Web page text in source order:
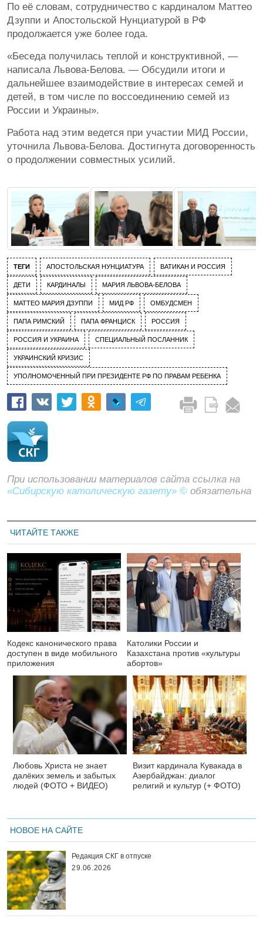
По её словам, сотрудничество с кардиналом Маттео
Дзуппи и Апостольской Нунциатурой в РФ
продолжается уже более года.
«Беседа получилась теплой и конструктивной, —
написала Львова-Белова. — Обсудили итоги и
дальнейшее взаимодействие в интересах семей и
детей, в том числе по воссоединению семей из
России и Украины».
Работа над этим ведется при участии МИД России,
уточнила Львова-Белова. Достигнута договоренность
о продолжении совместных усилий.
ТЕГИ АПОСТОЛЬСКАЯ НУНЦИАТУРА ВАТИКАН И РОССИЯ
ДЕТИ КАРДИНАЛЫ МАРИЯ ЛЬВОВА-БЕЛОВА
МАТТЕО МАРИЯ ДЗУППИ МИД РФ ОМБУДСМЕН
ПАПА РИМСКИЙ ПАПА ФРАНЦИСК РОССИЯ
РОССИЯ И УКРАИНА СПЕЦИАЛЬНЫЙ ПОСЛАННИК
УКРАИНСКИЙ КРИЗИС
УПОЛНОМОЧЕННЫЙ ПРИ ПРЕЗИДЕНТЕ РФ ПО ПРАВАМ РЕБЕНКА
При использовании материалов сайта ссылка на
«Сибирскую католическую газету» © обязательна
ЧИТАЙТЕ ТАКЖЕ
Кодекс канонического права
доступен в виде мобильного
приложения
Католики России и
Казахстана против «культуры
абортов»
Любовь Христа не знает
далёких земель и забытых
людей (ФОТО + ВИДЕО)
Визит кардинала Кувакада в
Азербайджан: диалог
религий и культур (+ ФОТО)
НОВОЕ НА САЙТЕ
Редакция СКГ в отпуске
29.06.2026